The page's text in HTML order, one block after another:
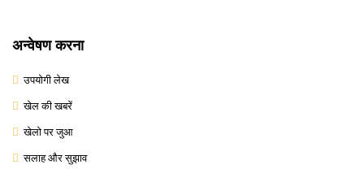
अन्वेषण करना
उपयोगी लेख
खेल की खबरें
खेलो पर जुआ
सलाह और सुझाव